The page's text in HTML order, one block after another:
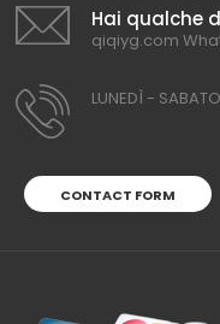
Hai qualche
qiqiyg.com
LUNEDÌ -
CONTACT FORM